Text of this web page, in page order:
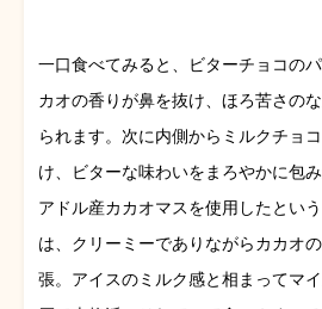
一口食べてみると、ビターチョコの
カオの香りが鼻を抜け、ほろ苦さの
られます。次に内側からミルクチョ
け、ビターな味わいをまろやかに包
アドル産カカオマスを使用したとい
は、クリーミーでありながらカカオ
張。アイスのミルク感と相まってマ